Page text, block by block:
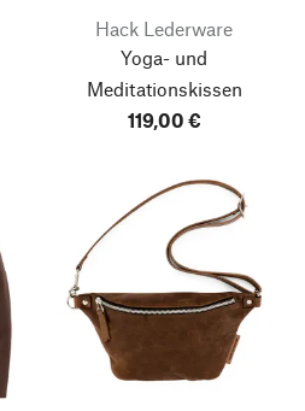
Hack Lederware
Yoga- und
Meditationskissen
119,00 €